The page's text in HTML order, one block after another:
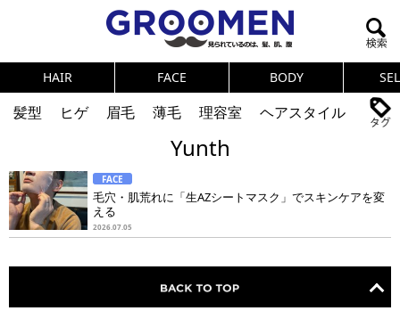
HAIR FACE BODY
髪型 ヒゲ 眉毛 薄毛 理容室
ヘアスタイル
ニオイ
連載
メンズコスメ
NEWS PICK UP 筋肉
女の本音
テストステロン
健康
スキンケア 食事
調査結果
トレーニング
好印象な男
頭皮ケア
Yunth
FACE
毛穴・肌荒れに「生AZシートマスク」でスキンケアを変
える
2026.07.05